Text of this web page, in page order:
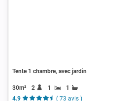
Tente 1 chambre, avec jardin
30m² 2 1
1
4.9
( 73 avis )